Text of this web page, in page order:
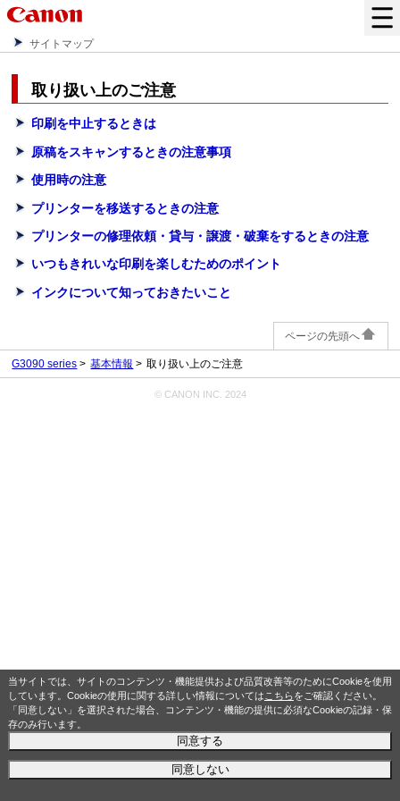
当サイトでは、サイトのコンテンツ・機能提供および品質改善等のためにCookieを使用
しています。Cookieの使用に関する詳しい情報については こちらをご確認ください。
「同意しない」を選択された場合、コンテンツ・機能の提供に必須なCookieの記録・保
存のみ行います。
同意する
同意しない
サイトマップ
取り扱い上のご注意
印刷を中止するときは
原稿をスキャンするときの注意事項
使用時の注意
プリンターを移送するときの注意
プリンターの修理依頼・貸与・譲渡・破棄をするときの注意
いつもきれいな印刷を楽しむためのポイント
インクについて知っておきたいこと
ページの先頭へ
G3090 series 基本情報 取り扱い上のご注意
© CANON INC. 2024